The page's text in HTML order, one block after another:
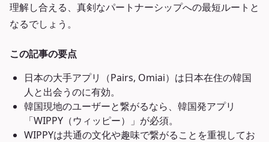
理解し合える、真剣なパートナーシップへの最短ルートと
なるでしょう。
この記事の要点
日本の大手アプリ（Pairs, Omiai）は日本在住の韓国
人と出会うのに有効。
韓国現地のユーザーと繋がるなら、韓国発アプリ
「WIPPY（ウィッピー）」が必須。
WIPPYは共通の文化や趣味で繋がることを重視してお